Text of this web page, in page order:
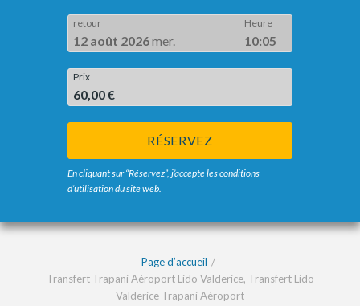
retour
12 août 2026mer.
Heure
10:05
Prix
60,00 €
RÉSERVEZ
En cliquant sur “Réservez”, j’accepte les conditions
d’utilisation du site web.
Page d’accueil
Transfert Trapani Aéroport Lido Valderice, Transfert Lido
Valderice Trapani Aéroport